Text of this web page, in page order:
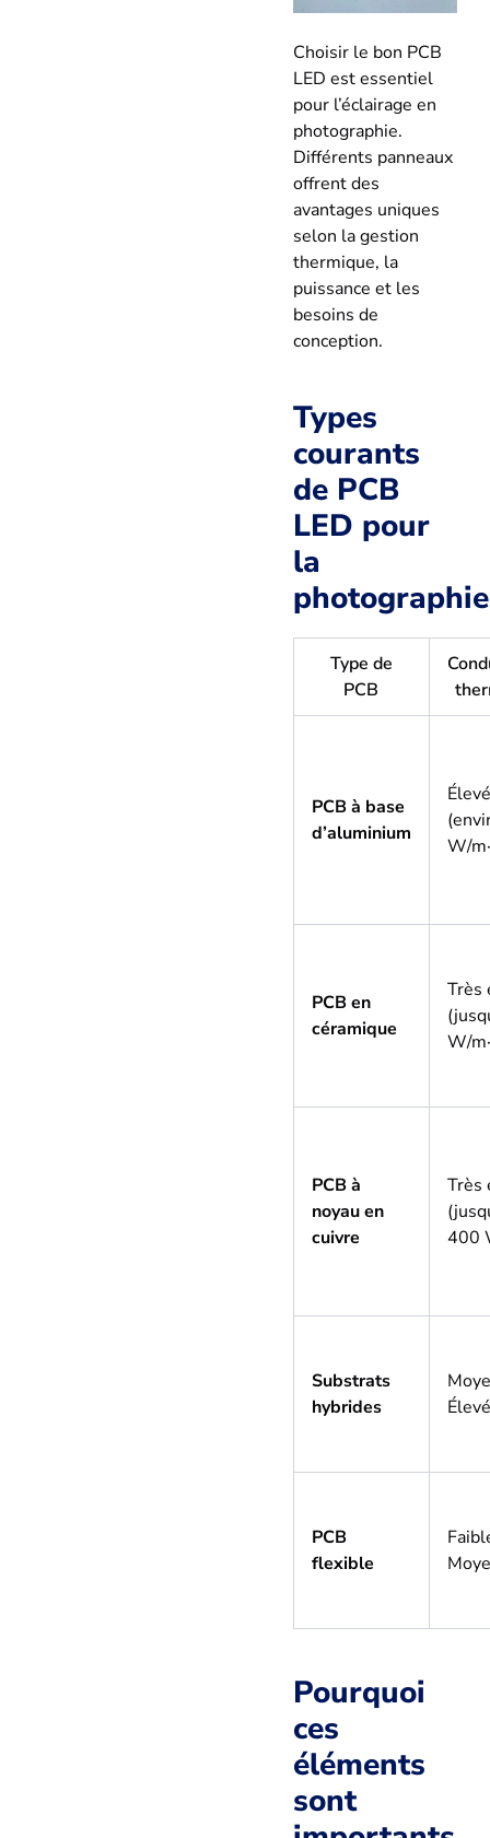
Choisir le bon PCB
LED est essentiel
pour l’éclairage en
photographie.
Différents panneaux
offrent des
avantages uniques
selon la gestion
thermique, la
puissance et les
besoins de
conception.
Types
courants
de PCB
LED pour
la
photographie
Type de
PCB
PCB à base
d’aluminium
Élevé
W/
PCB en
céramique
Très
W/
PCB à
noyau en
cuivre
Très
400
Substrats
hybrides
Élevé
PCB
flexible
Pourquoi
ces
éléments
sont